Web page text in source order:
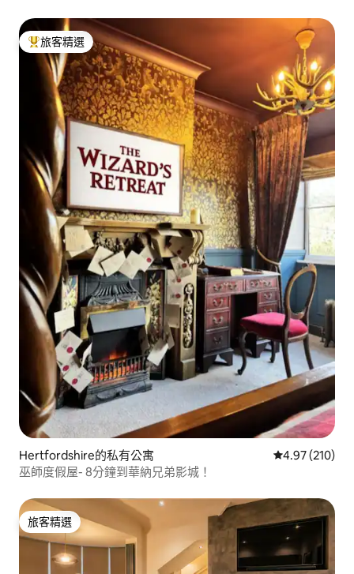
旅客精選榜首
旅客精選
Hertfordshire的私有公寓 從 210 則評價
4.97 (210)
巫師度假屋- 8分鐘到華納兄弟影城！
旅客精選
旅客精選